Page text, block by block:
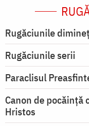
Rugăciunile
Rugăciunile serii
Paraclisul
Canon de
Hristos